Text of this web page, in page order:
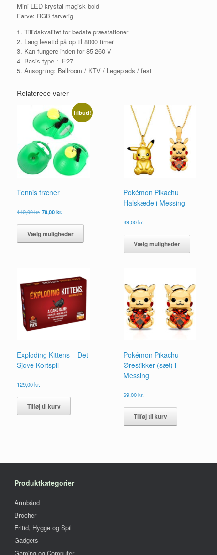
Mini LED krystal magisk bold
Farve: RGB farverig
1. Tillidskvalitet for bedste præstationer
2. Lang levetid på op til 8000 timer
3. Kan fungere inden for 85-260 V
4. Basis type : E27
5. Ansøgning: Ballroom / KTV / Legeplads / fest
Relaterede varer
Tilbud!
Tennis træner
149,00kr.Den
pris
var:
149,00 kr..
79,00kr.Den
pris
er:
79,00 kr..
Vælg muligheder
Dette
har
kan
vælges
på
varesiden
Pokémon Pikachu
Halskæde i Messing
89,00kr.
Vælg muligheder
Dette
har
kan
vælges
på
varesiden
Exploding Kittens – Det
Sjove Kortspil
129,00kr.
Tilføj til kurv
Pokémon Pikachu
Ørestikker (sæt) i
Messing
69,00kr.
Tilføj til kurv
Produktkategorier
Armbånd
Brocher
Fritid, Hygge og Spil
Gadgets
Gaming og Computer